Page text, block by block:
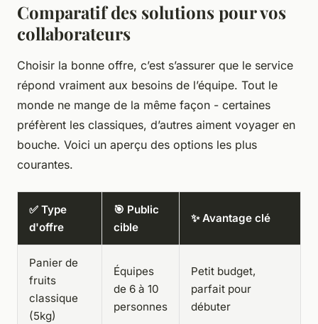
Comparatif des solutions pour vos
collaborateurs
Choisir la bonne offre, c’est s’assurer que le service
répond vraiment aux besoins de l’équipe. Tout le
monde ne mange de la même façon - certaines
préfèrent les classiques, d’autres aiment voyager en
bouche. Voici un aperçu des options les plus
courantes.
✅ Type
d'offre
🎯 Public
cible
✨ Avantage clé
Panier de
fruits
classique
(5kg)
Équipes
de 6 à 10
personnes
Petit budget,
parfait pour
débuter